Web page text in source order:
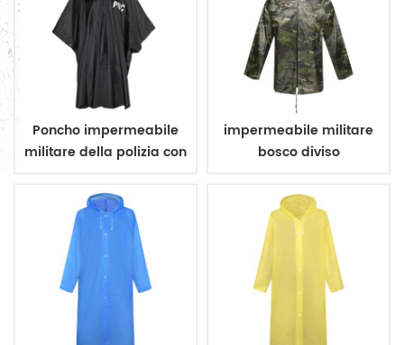
Poncho impermeabile
militare della polizia con
impermeabile nero
impermeabile militare
bosco diviso